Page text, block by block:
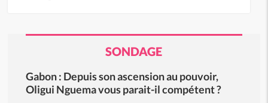
SONDAGE
Gabon : Depuis son ascension au pouvoir,
Oligui Nguema vous parait-il compétent ?